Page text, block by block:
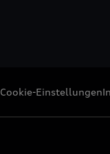
Cookie-Einstellungen